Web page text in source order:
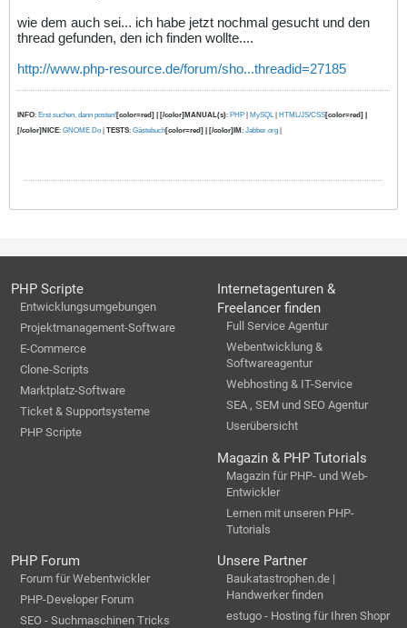
wie dem auch sei... ich habe jetzt nochmal gesucht und den
thread gefunden, den ich finden wollte....
http://www.php-resource.de/forum/sho...threadid=27185
INFO: Erst suchen, dann posten![color=red] | [/color]MANUAL(s): PHP MySQL HTML/JS/CSS[color=red] |
[/color]NICE: GNOME Do TESTS: Gästebuch[color=red] | [/color]IM : Jabber.org
PHP Scripte
Entwicklungsumgebungen
Projektmanagement-Software
E-Commerce
Clone-Scripts
Marktplatz-Software
Ticket & Supportsysteme
PHP Scripte
Internetagenturen &
Freelancer finden
Full Service Agentur
Webentwicklung &
Softwareagentur
Webhosting & IT-Service
SEA , SEM und SEO Agentur
Userübersicht
Magazin & PHP Tutorials
Magazin für PHP- und Web-
Entwickler
Lernen mit unseren PHP-
Tutorials
PHP Forum
Forum für Webentwickler
PHP-Developer Forum
SEO - Suchmaschinen Tricks
Unsere Partner
Baukatastrophen.de |
Handwerker finden
estugo - Hosting für Ihren Shopr